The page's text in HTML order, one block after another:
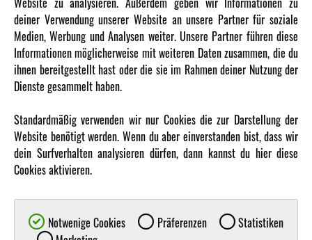
Über uns
Karriere
Amewi Kataloge
MEHR VON AMEWI
AMXRacing - Qualitäts RC-Zubehör
Amewi Construction - Nutzfahrzeuge
Amewi B2B-Shop
deiner Verwendung unserer Website an unsere Partner für soziale
Medien, Werbung und Analysen weiter. Unsere Partner führen diese
Informationen möglicherweise mit weiteren Daten zusammen, die du
ihnen bereitgestellt hast oder die sie im Rahmen deiner Nutzung der
Dienste gesammelt haben.
Standardmäßig verwenden wir nur Cookies die zur Darstellung der
Website benötigt werden. Wenn du aber einverstanden bist, dass wir
dein Surfverhalten analysieren dürfen, dann kannst du hier diese
Cookies aktivieren.
Notwenige Cookies Präferenzen
Statistiken